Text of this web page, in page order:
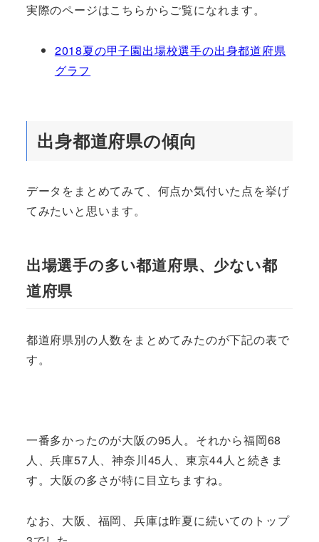
実際のページはこちらからご覧になれます。
2018夏の甲子園出場校選手の出身都道府県
グラフ
出身都道府県の傾向
データをまとめてみて、何点か気付いた点を挙げ
てみたいと思います。
出場選手の多い都道府県、少ない都
道府県
都道府県別の人数をまとめてみたのが下記の表で
す。
一番多かったのが大阪の95人。それから福岡68
人、兵庫57人、神奈川45人、東京44人と続きま
す。大阪の多さが特に目立ちますね。
なお、大阪、福岡、兵庫は昨夏に続いてのトップ